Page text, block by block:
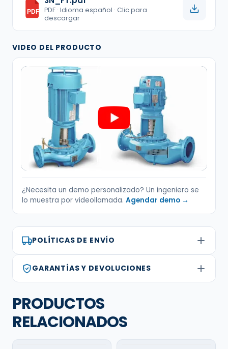
PDF
PDF · Idioma español · Clic para
descargar
VIDEO DEL PRODUCTO
¿Necesita un demo personalizado? Un ingeniero se
lo muestra por videollamada. Agendar demo →
POLÍTICAS DE ENVÍO
GARANTÍAS Y DEVOLUCIONES
PRODUCTOS
RELACIONADOS